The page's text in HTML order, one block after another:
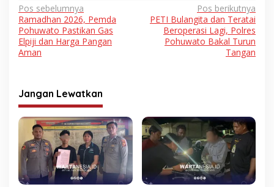
Navigasi
pos
Pos sebelumnya
Ramadhan 2026, Pemda
Pohuwato Pastikan Gas
Elpiji dan Harga Pangan
Aman
Pos berikutnya
PETI Bulangita dan Teratai
Beroperasi Lagi, Polres
Pohuwato Bakal Turun
Tangan
Jangan Lewatkan